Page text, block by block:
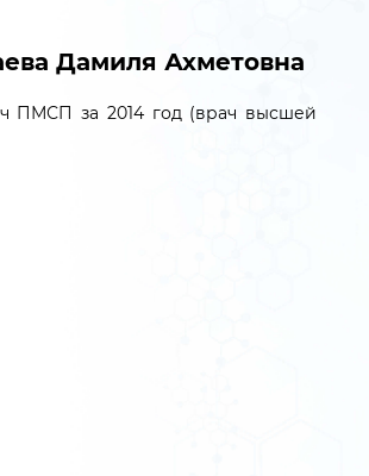
Дамиля Ахметовна
ПМСП за 2014 год (врач высшей